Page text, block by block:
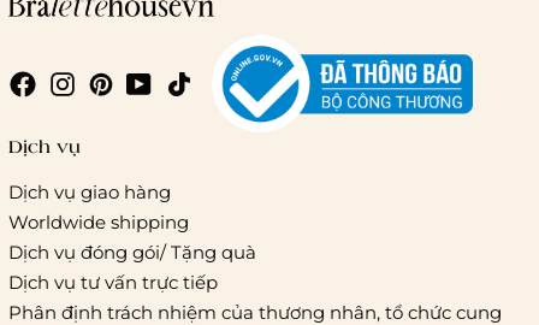
Giao hàng trong ngày (hoả tốc)
Giao hàng tiêu chuẩn:
Hồ Chí Minh:
Áp dụng theo bảng giá cước của ĐVVC
Vietelpost/ Giaohangtietkiem và 1 số đối tác vận chuyển
Dịch vụ
Dịch vụ giao hàng
Worldwide shipping
Dịch vụ đóng gói/ Tặng quà
Dịch vụ tư vấn trực tiếp
Phân định trách nhiệm của thương nhân, tổ chức cung